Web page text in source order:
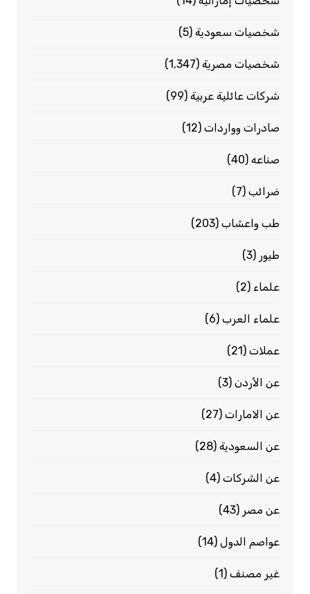
شخصيات سعودية(5)
شخصيات مصرية(1٬347)
شركات عائلية عربية(99)
صادرات وواردات(12)
صناعه(40)
ضرائب(7)
طب واعشاب(203)
طيور (3)
علماء (2)
علماء العرب(6)
عملات(21)
عن الأردن(3)
عن الامارات(27)
عن السعودية(28)
عن الشركات(4)
عن مصر (43)
عواصم الدول(14)
غير مصنف(1)